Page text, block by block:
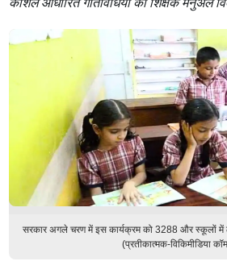
कौशल आधारित गतिविधियों का शिक्षक मैनुअल
सरकार अगले चरण में इस कार्यक्रम को 3288 और स्कूलों में
(प्रतीकात्मक-विकिमीडिया